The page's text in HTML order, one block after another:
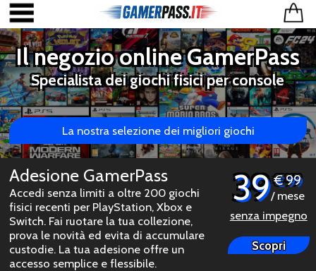
Il negozio online GamerPass
Specialista dei giochi fisici per console
La nostra selezione dei migliori giochi
Adesione GamerPass
Accedi senza limiti a oltre 200 giochi
fisici recenti per PlayStation, Xbox e
Switch. Fai ruotare la tua collezione,
prova le novità ed evita di accumulare
custodie. La tua adesione offre un
accesso semplice e flessibile.
39€ 99
/ mese
senza impegno
Scopri